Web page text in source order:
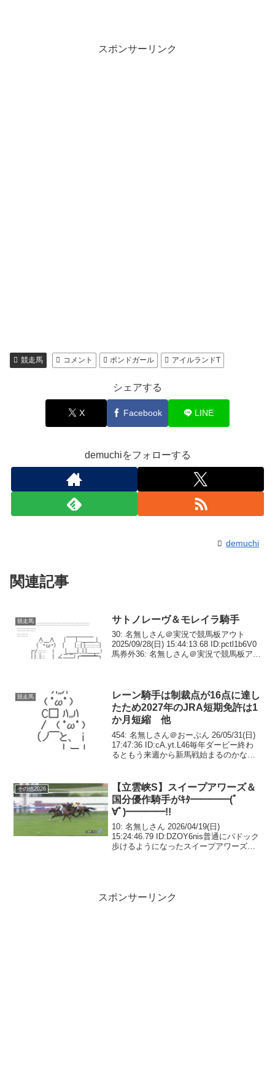
スポンサーリンク
競走馬 コメント ボンドガール アイルランドT
シェアする
X Facebook LINE
demuchiをフォローする
demuchi
関連記事
競走馬 サトノレーヴ＆モレイラ騎手
30: 名無しさん＠実況で競馬板アウト
2025/09/28(日) 15:44:13.68 ID:pctl1b6V0
馬券外36: 名無しさん＠実況で競馬板アウ
競走馬
レーン騎手は制裁点が16点に達し
たため2027年のJRA短期免許は1
か月短縮 他
454: 名無しさん＠おーぷん 26/05/31(日)
17:47:36 ID:cA.yt.L46毎年ダービー終わ
るともう来週から新馬戦始まるのかな
その他2026
【立雲峡S】スイープアワーズ＆
国分優作騎手がｷﾀ━━━━(ﾟ
∀ﾟ)━━━━!!
10: 名無しさん 2026/04/19(日)
15:24:46.79 ID:DZOY6nis普通にパドック
歩けるようになったスイープアワーズで
スポンサーリンク